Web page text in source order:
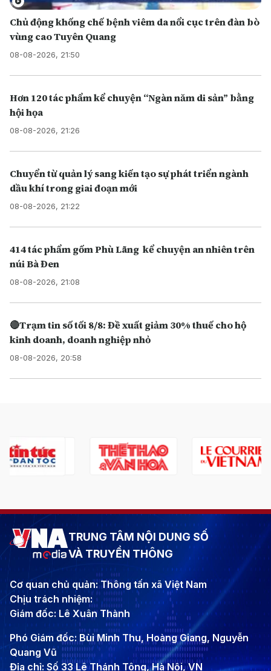
Chủ động khống chế bệnh viêm da nổi cục trên đàn bò
vùng cao Tuyên Quang
08-08-2026, 21:50
Hơn 120 tác phẩm kể chuyện “Ngàn năm di sản” bằng
hội họa
08-08-2026, 21:26
Chuyển từ quản lý sang kiến tạo sự phát triển ngành
dầu khí trong giai đoạn mới
08-08-2026, 21:22
414 tác phẩm gốm Phù Lãng kể chuyện an nhiên trên
núi Bà Đen
08-08-2026, 21:08
🔴Trạm tin số tối 8/8: Đề xuất giảm 30% thuế cho hộ
kinh doanh, doanh nghiệp nhỏ
08-08-2026, 20:58
TRUNG TÂM NỘI DUNG SỐ
VÀ TRUYỀN THÔNG
Cơ quan chủ quản: Thông tấn xã Việt Nam
Chịu trách nhiệm:
Giám đốc: Lê Xuân Thành
Phó Giám đốc: Bùi Minh Thu, Hoàng Giang, Nguyễn
Quang Vũ
Địa chỉ: Số 33 Lê Thánh Tông, Hà Nội, VN